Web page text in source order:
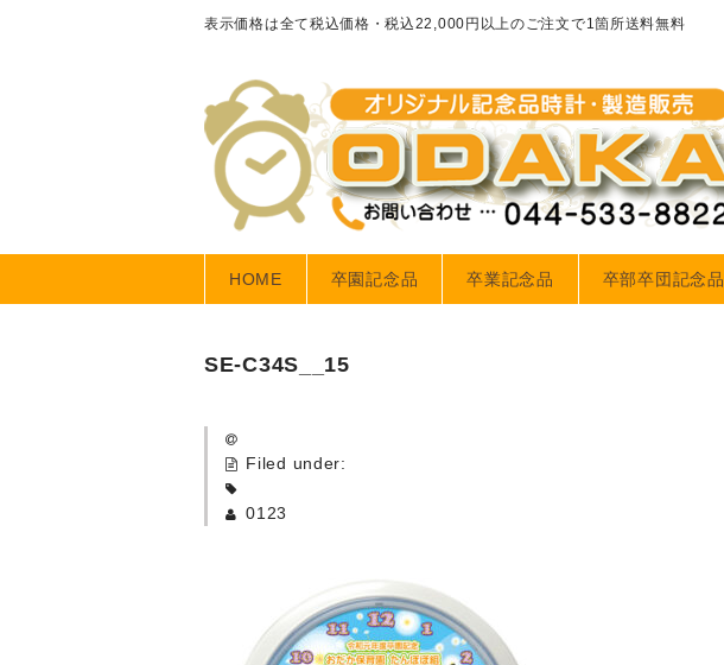
表示価格は全て税込価格・税込22,000円以上のご注文で1箇所送料無料
HOME 卒園記念品 卒業記念品 卒部卒団記念品
SE-C34S__15
Filed under:
0123